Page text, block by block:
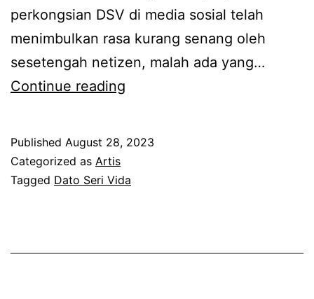
perkongsian DSV di media sosial telah
menimbulkan rasa kurang senang oleh
sesetengah netizen, malah ada yang…
Continue reading
S
i
Published August 28, 2023
Categorized as Artis
Tagged Dato Seri Vida